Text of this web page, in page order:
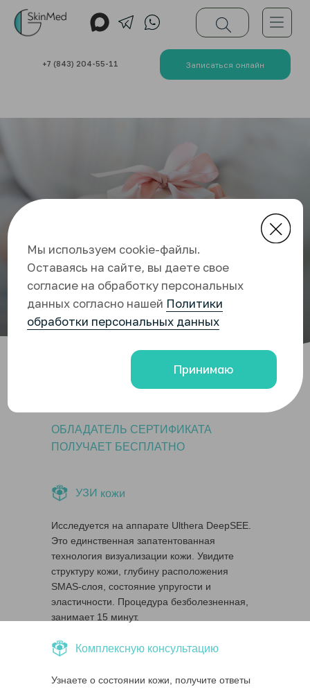
Мы используем cookie-файлы.
Оставаясь на сайте, вы даете свое
согласие на обработку персональных
Принимаю
визит в клинику Скинмед
Делайте подарок полезным Для мужчин и женщин
Сэкономьте время при выборе подарка
ОБЛАДАТЕЛЬ СЕРТИФИКАТА
ПОЛУЧАЕТ БЕСПЛАТНО
УЗИ кожи
Исследуется на аппарате Ulthera DeepSEE.
Это единственная запатентованная
технология визуализации кожи. Увидите
структуру кожи, глубину расположения
SMAS-слоя, состояние упругости и
эластичности. Процедура безболезненная,
занимает 15 минут.
Комплексную консультацию
Узнаете о состоянии кожи, получите ответы